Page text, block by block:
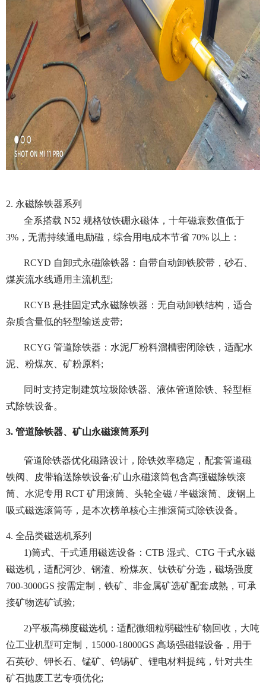
2. 永磁除铁器系列
全系搭载 N52 规格钕铁硼永磁体，十年磁衰数值低于
3%，无需持续通电励磁，综合用电成本节省 70% 以上：
RCYD 自卸式永磁除铁器：自带自动卸铁胶带，砂石、
煤炭流水线通用主流机型;
RCYB 悬挂固定式永磁除铁器：无自动卸铁结构，适合
杂质含量低的轻型输送皮带;
RCYG 管道除铁器：水泥厂粉料溜槽密闭除铁，适配水
泥、粉煤灰、矿粉原料;
同时支持定制建筑垃圾除铁器、液体管道除铁、轻型框
式除铁设备。
3. 管道除铁器、矿山永磁滚筒系列
管道除铁器优化磁路设计，除铁效率稳定，配套管道磁
铁阀、皮带输送除铁设备;矿山永磁滚筒包含高强磁除铁滚
筒、水泥专用 RCT 矿用滚筒、头轮全磁 / 半磁滚筒、废钢上
吸式磁选滚筒等，是本次榜单核心主推滚筒式除铁设备。
4. 全品类磁选机系列
1)筒式、干式通用磁选设备：CTB 湿式、CTG 干式永磁
磁选机，适配河沙、钢渣、粉煤灰、钛铁矿分选，磁场强度
700-3000GS 按需定制，铁矿、非金属矿选矿配套成熟，可承
接矿物选矿试验;
2)平板高梯度磁选机：适配微细粒弱磁性矿物回收，大吨
位工业机型可定制，15000-18000GS 高场强磁辊设备，用于
石英砂、钾长石、锰矿、钨锡矿、锂电材料提纯，针对共生
矿石抛废工艺专项优化;